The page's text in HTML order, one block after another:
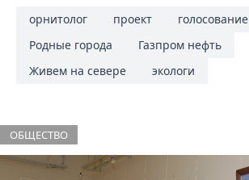
орнитолог проект
голосование
Родные города
Газпром нефть
Живем на севере
экологи
ОБЩЕСТВО